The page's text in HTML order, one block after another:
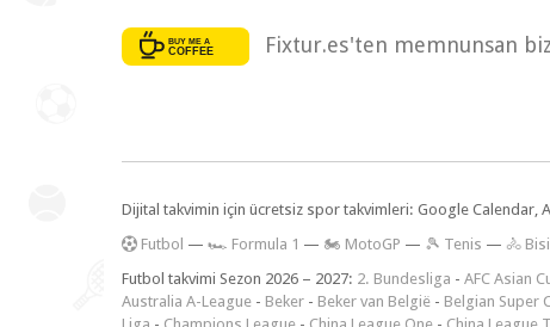
Fixtur.es'ten memnunsan
Dijital takvimin için ücretsiz spor takvimleri: Google Calendar,
Futbol — 🏎️ Formula 1 — 🏍 MotoGP — 🎾 Tenis — 🚴
Futbol takvimi Sezon 2026 – 2027: 2. Bundesliga - AFC Asian
Australia A-League - Beker - Beker van België - Belgian Super